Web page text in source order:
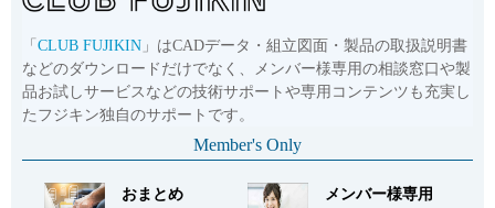
「 CLUB FUJIKIN 」はCADデータ・組立図面・製品の取扱説明書
などのダウンロードだけでなく、メンバー様専用の相談窓口や製
品お試しサービスなどの技術サポートや専用コンテンツも充実し
たフジキン独自のサポートです。
Member's Only
おまとめ
メンバー様専用